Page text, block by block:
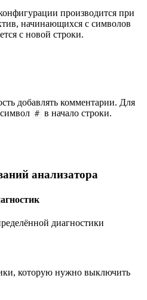
производится при
начинающихся с символов
с новой строки.
добавлять комментарии. Для
# в начало строки.
анализатора
диагностики
которую нужно выключить